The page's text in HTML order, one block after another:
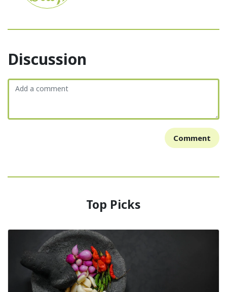
Discussion
Comment
Top Picks